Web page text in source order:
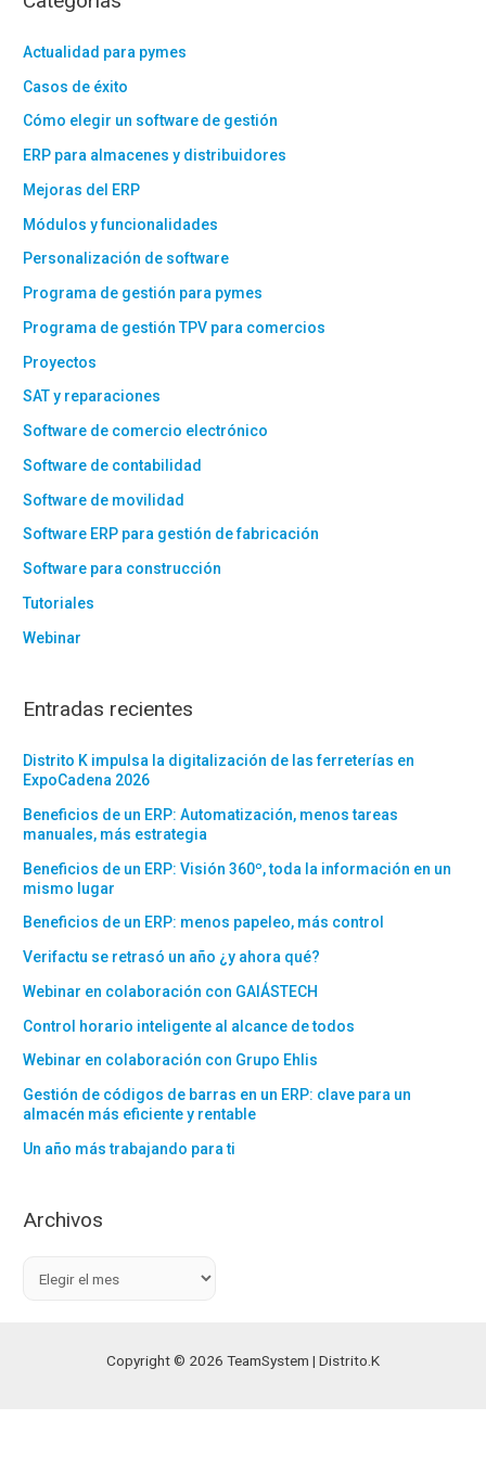
Actualidad para pymes
Casos de éxito
Cómo elegir un software de gestión
ERP para almacenes y distribuidores
Mejoras del ERP
Módulos y funcionalidades
Personalización de software
Programa de gestión para pymes
Programa de gestión TPV para comercios
Proyectos
SAT y reparaciones
Software de comercio electrónico
Software de contabilidad
Software de movilidad
Software ERP para gestión de fabricación
Software para construcción
Tutoriales
Webinar
Entradas recientes
Distrito K impulsa la digitalización de las ferreterías en
ExpoCadena 2026
Beneficios de un ERP: Automatización, menos tareas
manuales, más estrategia
Beneficios de un ERP: Visión 360º, toda la información en un
mismo lugar
Beneficios de un ERP: menos papeleo, más control
Verifactu se retrasó un año ¿y ahora qué?
Webinar en colaboración con GAIÁSTECH
Control horario inteligente al alcance de todos
Webinar en colaboración con Grupo Ehlis
Gestión de códigos de barras en un ERP: clave para un
almacén más eficiente y rentable
Un año más trabajando para ti
Archivos
Copyright © 2026 TeamSystem | Distrito.K